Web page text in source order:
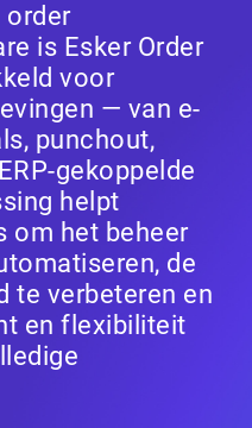
order
is Esker Order
voor
— van e-
punchout,
gekoppelde
helpt
om het beheer
de
te verbeteren en
en flexibiliteit